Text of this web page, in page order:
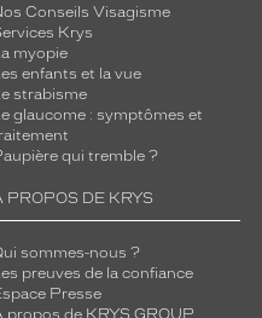
Conseils Visagisme
Krys
myopie
enfants et la vue
strabisme
glaucome : symptômes et
qui tremble ?
PROPOS DE KRYS
sommes-nous ?
preuves de la confiance
Presse
propos de KRYS GROUP